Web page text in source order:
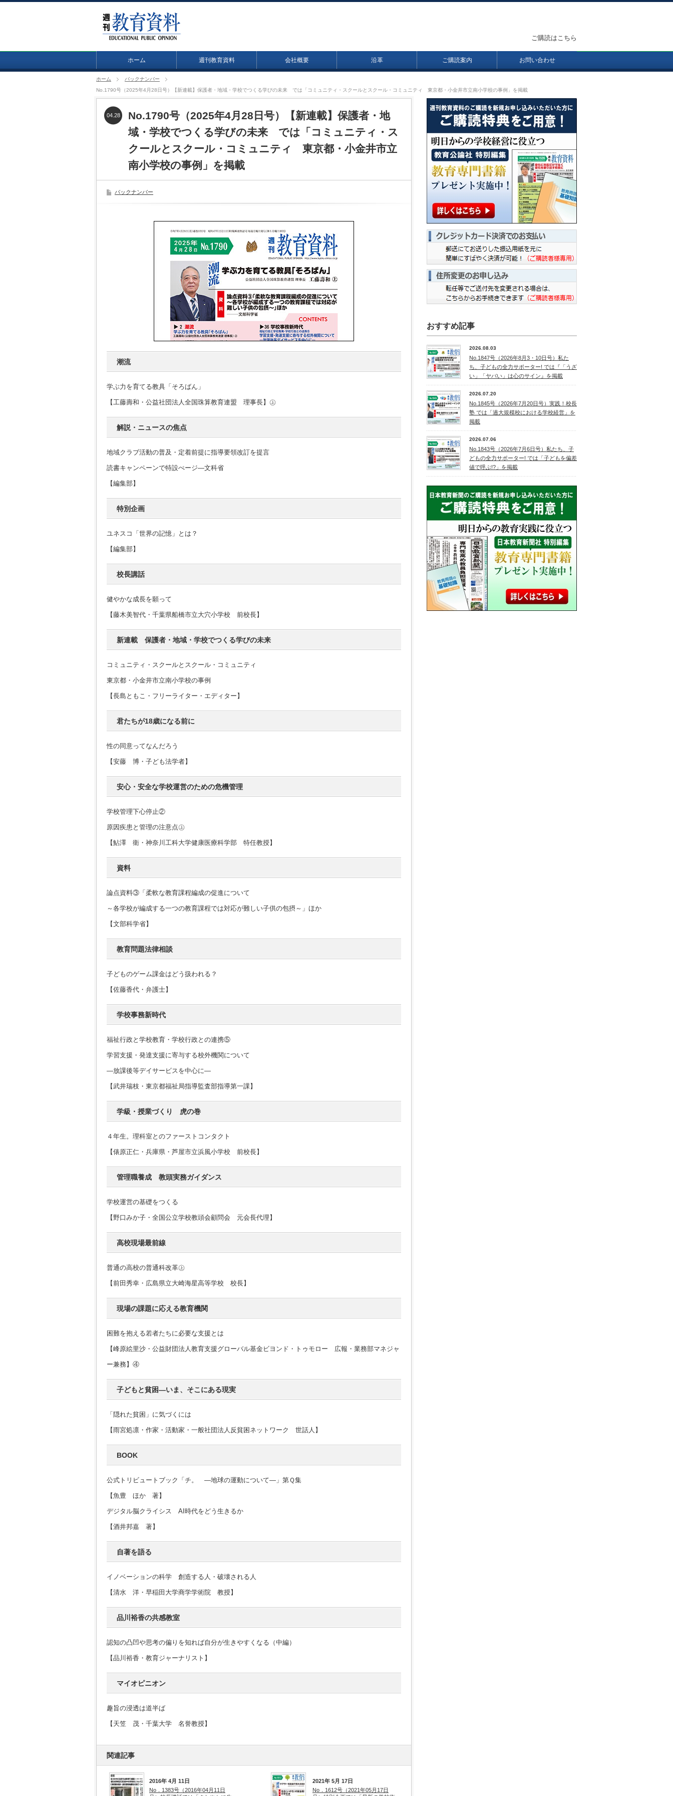
ホーム 週刊教育資料 会社概要 沿革 ご購読案内 お問い合わせ
ご購読はこちら
ホーム
バックナンバー
No.1790号（2025年4月28日号）【新連載】保護者・地域・学校でつくる学びの未来 では「コミュニティ・スクールとスクール・コミュニティ 東京都・小金井市立南小学校の事例」を掲載
No.1790号（2025年4月28日号）【新連載】保護者・地
域・学校でつくる学びの未来 では「コミュニティ・ス
クールとスクール・コミュニティ 東京都・小金井市立
南小学校の事例」を掲載
04.28
バックナンバー
潮流
学ぶ力を育てる教具「そろばん」
【工藤壽和・公益社団法人全国珠算教育連盟 理事長】㊤
解説・ニュースの焦点
地域クラブ活動の普及・定着前提に指導要領改訂を提言
読書キャンペーンで特設ぺージ―文科省
【編集部】
特別企画
ユネスコ「世界の記憶」とは？
【編集部】
校長講話
健やかな成長を願って
【藤木美智代・千葉県船橋市立大穴小学校 前校長】
新連載 保護者・地域・学校でつくる学びの未来
コミュニティ・スクールとスクール・コミュニティ
東京都・小金井市立南小学校の事例
【長島ともこ・フリーライター・エディター】
君たちが18歳になる前に
性の同意ってなんだろう
【安藤 博・子ども法学者】
安心・安全な学校運営のための危機管理
学校管理下心停止②
原因疾患と管理の注意点㊤
【鮎澤 衛・神奈川工科大学健康医療科学部 特任教授】
資料
論点資料③「柔軟な教育課程編成の促進について
～各学校が編成する一つの教育課程では対応が難しい子供の包摂～」ほか
【文部科学省】
教育問題法律相談
子どものゲーム課金はどう扱われる？
【佐藤香代・弁護士】
学校事務新時代
福祉行政と学校教育・学校行政との連携⑤
学習支援・発達支援に寄与する校外機関について
―放課後等デイサービスを中心に―
【武井瑞枝・東京都福祉局指導監査部指導第一課】
学級・授業づくり 虎の巻
４年生。理科室とのファーストコンタクト
【俵原正仁・兵庫県・芦屋市立浜風小学校 前校長】
管理職養成 教頭実務ガイダンス
学校運営の基礎をつくる
【野口みか子・全国公立学校教頭会顧問会 元会長代理】
高校現場最前線
普通の高校の普通科改革㊤
【前田秀幸・広島県立大崎海星高等学校 校長】
現場の課題に応える教育機関
困難を抱える若者たちに必要な支援とは
【峰原絵里沙・公益財団法人教育支援グローバル基金ビヨンド・トゥモロー 広報・業務部マネジャ
ー兼務】④
子どもと貧困―いま、そこにある現実
「隠れた貧困」に気づくには
【雨宮処凛・作家・活動家・一般社団法人反貧困ネットワーク 世話人】
BOOK
公式トリビュートブック「チ。 ―地球の運動について―」第Ｑ集
【魚豊 ほか 著】
デジタル脳クライシス AI時代をどう生きるか
【酒井邦嘉 著】
自著を語る
イノベーションの科学 創造する人・破壊される人
【清水 洋・早稲田大学商学学術院 教授】
品川裕香の共感教室
認知の凸凹や思考の偏りを知れば自分が生きやすくなる（中編）
【品川裕香・教育ジャーナリスト】
マイオピニオン
趣旨の浸透は道半ば
【天笠 茂・千葉大学 名誉教授】
関連記事
2016年 4月 11日
No．1383号（2016年04月11日
2021年 5月 17日
No．1612号（2021年05月17日
おすすめ記事
2026.08.03
No.1847号（2026年8月3・10日号）私た
ち、子どもの全力サポーター! では『「うざ
い」「ヤバい」は心のサイン』を掲載
2026.07.20
No.1845号（2026年7月20日号）実践！校長
塾 では「過大規模校における学校経営」を
掲載
2026.07.06
No.1843号（2026年7月6日号）私たち、子
どもの全力サポーター! では「子どもを偏差
値で呼ぶ!?」を掲載